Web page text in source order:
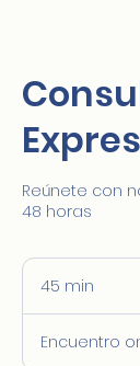
Reúnete con
48 horas
45 min
m
Encuentro